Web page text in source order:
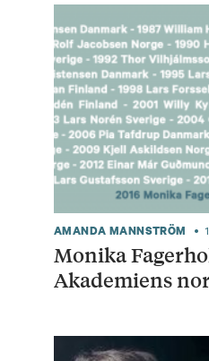
AMANDA MANNSTRÖM
Monika
Akademiens